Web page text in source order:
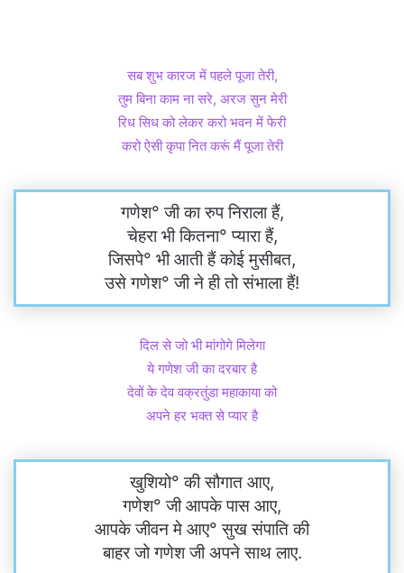
सब शुभ कारज में पहले पूजा तेरी,
तुम बिना काम ना सरे, अरज सुन मेरी
रिध सिध को लेकर करो भवन में फेरी
करो ऐसी कृपा नित करूं मैं पूजा तेरी
गणेश° जी का रुप निराला हैं,
चेहरा भी कितना° प्यारा हैं,
जिसपे° भी आती हैं कोई मुसीबत,
उसे गणेश° जी ने ही तो संभाला हैं!
दिल से जो भी मांगोगे मिलेगा
ये गणेश जी का दरबार है
देवों के देव वक्रतुंडा महाकाया को
अपने हर भक्त से प्यार है
खुशियो° की सौगात आए,
गणेश° जी आपके पास आए,
आपके जीवन मे आए° सुख संपाति की
बाहर जो गणेश जी अपने साथ लाए.